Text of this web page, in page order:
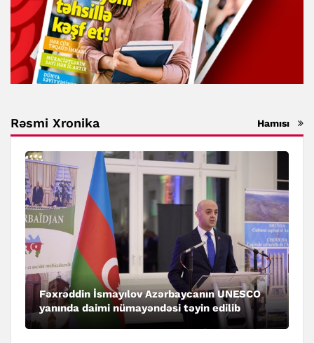
Rəsmi Xronika Hamısı
Fəxrəddin İsmayılov Azərbaycanın UNESCO
yanında daimi nümayəndəsi təyin edilib